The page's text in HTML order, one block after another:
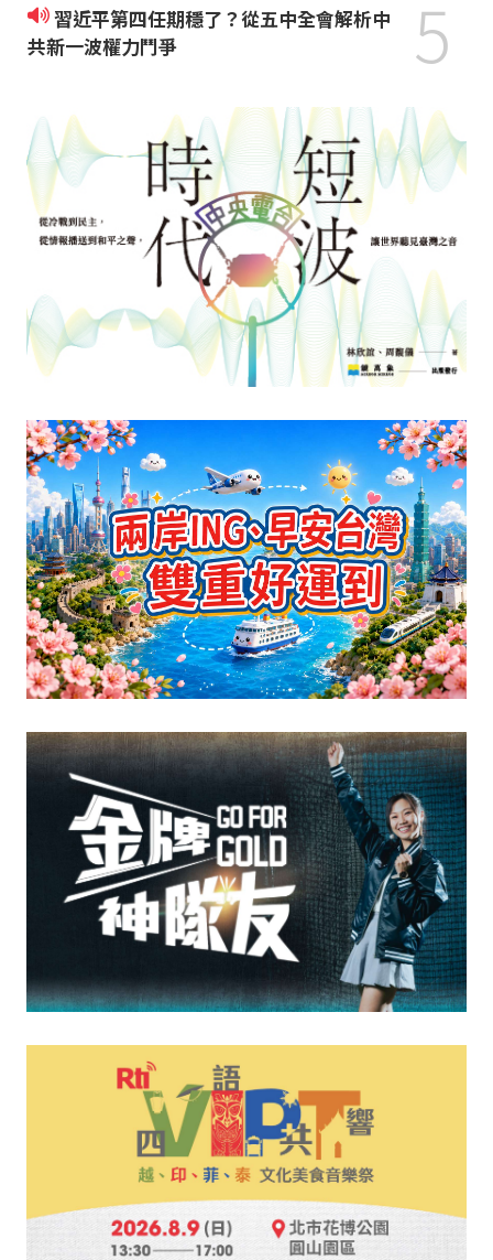
習近平第四任期穩了？從五中全會解析中
共新一波權力鬥爭
5